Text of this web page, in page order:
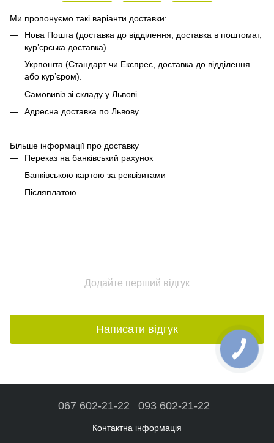
Ми пропонуємо такі варіанти доставки:
Нова Пошта (доставка до відділення, доставка в поштомат,
кур’єрська доставка).
Укрпошта (Стандарт чи Експрес, доставка до відділення
або кур’єром).
Самовивіз зі складу у Львові.
Адресна доставка по Львову.
Більше інформації про доставку
Переказ на банківський рахунок
Банківською картою за реквізитами
Післяплатою
Додайте перший відгук
Написати відгук
067 602-21-22 093 602-21-22
Контактна інформація